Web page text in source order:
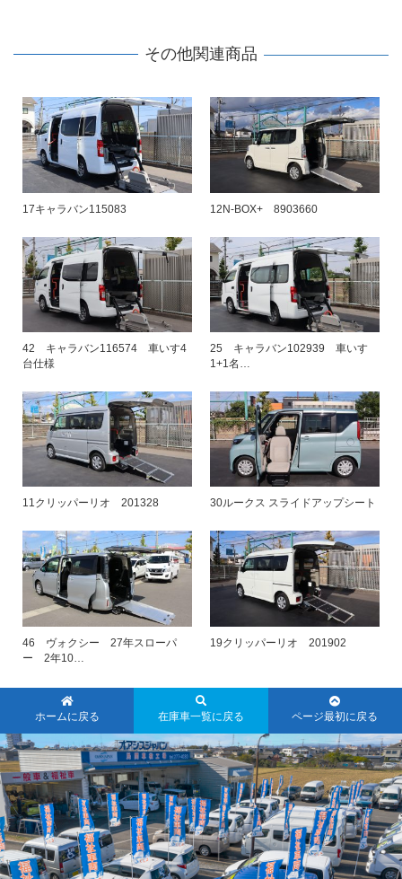
その他関連商品
17キャラバン115083 12N-BOX+ 8903660
42 キャラバン116574 車いす4
台仕様
25 キャラバン102939 車いす
1+1名…
11クリッパーリオ 201328 30ルークス スライドアップシート
46 ヴォクシー 27年スローパ
ー 2年10…
19クリッパーリオ 201902
ホームに戻る 在庫車一覧に戻る ページ最初に戻る